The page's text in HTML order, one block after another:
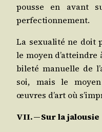
pousse en avant
perfectionnement.
La sexua­li­té ne doit
le moyen d’at­teindre
bi­le­té manuelle de
soi, mais le
œuvres d’art où
VII. — Sur la jalousie